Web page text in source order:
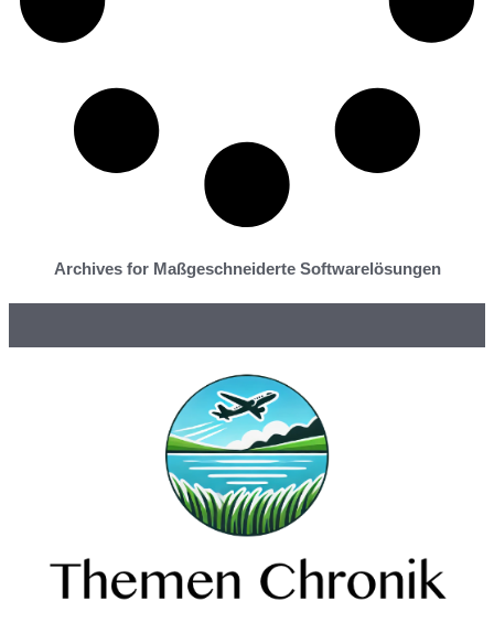
Archives for Maßgeschneiderte Softwarelösungen